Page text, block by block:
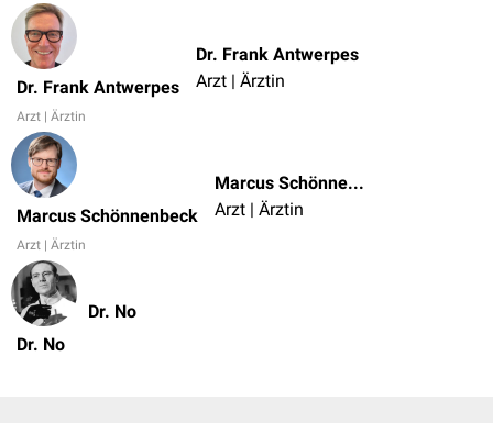
Dr. Frank Antwerpes
Arzt | Ärztin
Dr. Frank Antwerpes
Arzt | Ärztin
Marcus Schönnenbeck
Arzt | Ärztin
Marcus Schönnenbeck
Arzt | Ärztin
Dr. No
Dr. No